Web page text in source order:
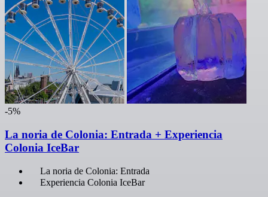
-5%
La noria de Colonia: Entrada + Experiencia
Colonia IceBar
La noria de Colonia: Entrada
Experiencia Colonia IceBar